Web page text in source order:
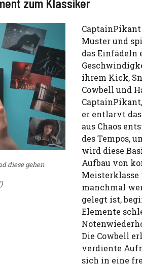
zum Klassiker
diese gehen
Muster und
das Einfädeln
ihrem Kick,
Cowbell und
er entlarvt
aus Chaos
des Tempos,
wird diese
Aufbau von
Meisterklasse
manchmal
gelegt ist,
Elemente
Die Cowbell
verdiente
sich in eine